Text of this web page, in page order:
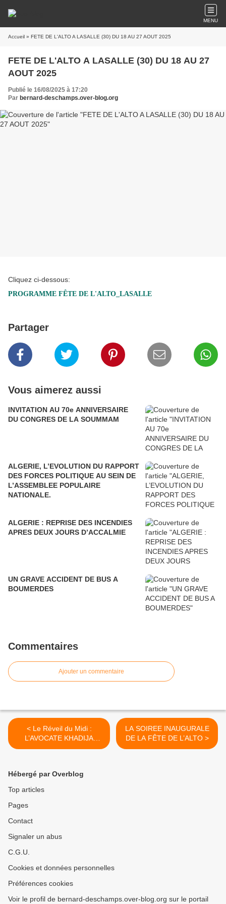
MENU
Accueil » FETE DE L'ALTO A LASALLE (30) DU 18 AU 27 AOUT 2025
FETE DE L'ALTO A LASALLE (30) DU 18 AU 27
AOUT 2025
Publié le 16/08/2025 à 17:20
Par bernard-deschamps.over-blog.org
Cliquez ci-dessous:
PROGRAMME FÊTE DE L'ALTO_LASALLE
Partager
Vous aimerez aussi
INVITATION AU 70e ANNIVERSAIRE
DU CONGRES DE LA SOUMMAM
ALGERIE, L’EVOLUTION DU RAPPORT
DES FORCES POLITIQUE AU SEIN DE
L’ASSEMBLEE POPULAIRE
NATIONALE.
ALGERIE : REPRISE DES INCENDIES
APRES DEUX JOURS D’ACCALMIE
UN GRAVE ACCIDENT DE BUS A
BOUMERDES
Commentaires
Ajouter un commentaire
< Le Réveil du Midi :
L’AVOCATE KHADIJA
AOUDIA PORTE PLAINTE
PROVOCATION A LA
LA SOIREE INAUGURALE
DE LA FÊTE DE L’ALTO >
Hébergé par Overblog
Top articles
Pages
Contact
Signaler un abus
C.G.U.
Cookies et données personnelles
Préférences cookies
Voir le profil de bernard-deschamps.over-blog.org sur le portail